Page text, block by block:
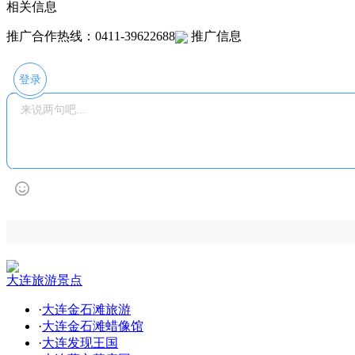
相关信息
推广合作热线：0411-39622688 推广信息
登录
大连旅游景点
·大连金石滩旅游
·大连金石滩蜡像馆
·大连发现王国